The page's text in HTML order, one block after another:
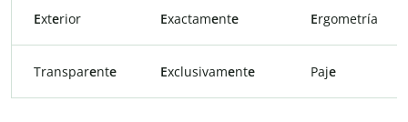
Exterior Exactamente Ergometría
Transparente Exclusivamente Paje